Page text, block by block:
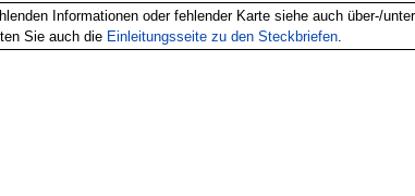
Informationen oder fehlender Karte siehe auch über-/
Sie auch die Einleitungsseite zu den Steckbriefen.